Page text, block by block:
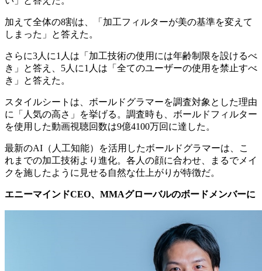
加えて全体の8割は、「加工フィルターが美の基準を変えて
しまった」と答えた。
さらに3人に1人は「加工技術の使用には年齢制限を設けるべ
き」と答え、5人に1人は「全てのユーザーの使用を禁止すべ
き」と答えた。
スタイルシートは、ボールドグラマーを調査対象とした理由
に「人気の高さ」を挙げる。調査時も、ボールドフィルター
を使用した動画視聴回数は9億4100万回に達した。
最新のAI（人工知能）を活用したボールドグラマーは、こ
れまでの加工技術より進化。各人の顔に合わせ、まるでメイ
クを施したように見せる自然な仕上がりが特徴だ。
エニーマインドCEO、 MMAグローバルのボードメンバーに